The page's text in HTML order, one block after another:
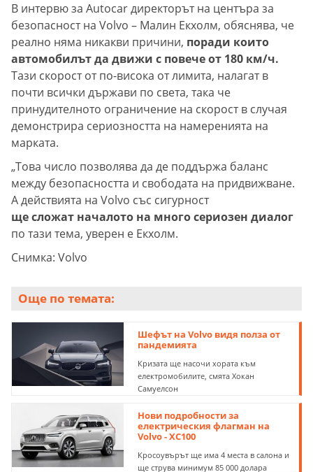
В интервю за Autocar директорът на центъра за
безопасност на Volvo – Малин Екхолм, обяснява, че
реално няма никакви причини, поради които
автомобилът да движи с повече от 180 км/ч.
Тази скорост от по-висока от лимита, налагат в
почти всички държави по света, така че
принудителното ограничение на скорост в случая
демонстрира сериозността на намеренията на
марката.
„Това число позволява да де поддържа баланс
между безопасността и свободата на придвижване.
А действията на Volvo със сигурност
ще сложат началото на много сериозен диалог
по тази тема, уверен е Екхолм.
Снимка: Volvo
Още по темата:
Шефът на Volvo видя полза от
пандемията
Кризата ще насочи хората към
електромобилите, смята Хокан
Самуелсон
Нови подробности за
електрическия флагман на
Volvo - XC100
Кросоувърът ще има 4 места в салона и
ще струва минимум 85 000 долара